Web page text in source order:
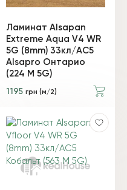
Ламинат Alsapan
Extreme Aqua V4 WR
5G (8mm) 33кл/AC5
Alsapro Онтарио
(224 М 5G)
1195 грн (м/2)